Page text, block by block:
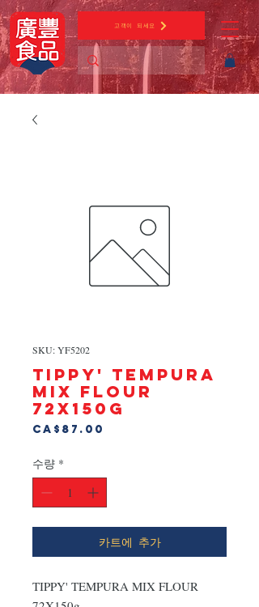
고객이 되세요
SKU: YF5202
TIPPY' TEMPURA
MIX FLOUR
72X150g
CA$87.00
수량 *
카트에 추가
TIPPY' TEMPURA MIX FLOUR